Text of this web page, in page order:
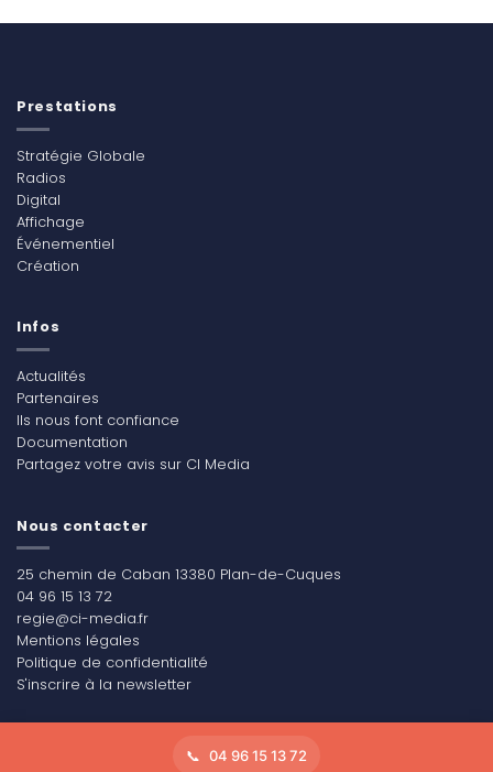
Prestations
Stratégie Globale
Radios
Digital
Affichage
Événementiel
Création
Infos
Actualités
Partenaires
Ils nous font confiance
Documentation
Partagez votre avis sur CI Media
Nous contacter
25 chemin de Caban 13380 Plan-de-Cuques
04 96 15 13 72
regie@ci-media.fr
Mentions légales
Politique de confidentialité
S'inscrire à la newsletter
Copyright 2026 ©CI Média
04 96 15 13 72